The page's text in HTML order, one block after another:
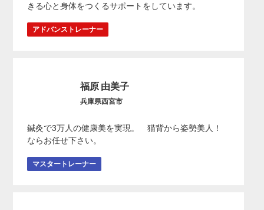
きる心と身体をつくるサポートをしています。
アドバンストレーナー
福原 由美子
兵庫県西宮市
鍼灸で3万人の健康美を実現。 猫背から姿勢美人！
ならお任せ下さい。
マスタートレーナー